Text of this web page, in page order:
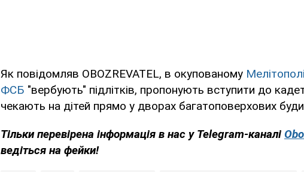
Як повідомляв OBOZREVATEL, в окупованому
ФСБ "вербують" підлітків, пропонують вступити до
чекають на дітей прямо у дворах багатоповерхових
Тільки перевірена інформація в нас у Telegram-каналі
ведіться на фейки!